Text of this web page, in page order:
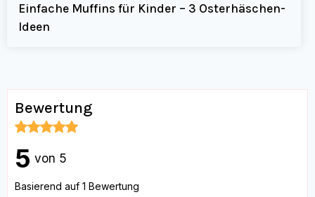
Einfache Muffins für Kinder – 3 Osterhäschen-
Ideen
Bewertung
5 von 5
Basierend auf 1 Bewertung